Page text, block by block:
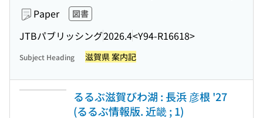
Paper 図書
JTBパブリッシング2026.4<Y94-R16618>
Subject Heading 滋賀県 案内記
るるぶ滋賀びわ湖 : 長浜 彦根 '27
(るるぶ情報版. 近畿 ; 1)